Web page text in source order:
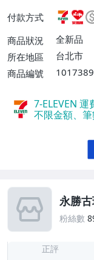
富取貨
【單件運
付款方式
商品狀況
全新品
所在地區
台北市
商品編號
7-ELEVEN 運
不限金額、
永勝
粉絲數
正評